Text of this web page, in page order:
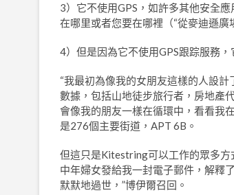
3）它不使用GPS，如許多其他安全
在哪里或者您要在哪裡（“從麥迪遜廣
4）但是因為它不使用GPS跟踪服務
“我最初為像我的女朋友這樣的人設
數據，包括山地徒步旅行者，房地產
會像我的朋友一樣在循環中，看看我
是276個主要街道，APT 6B。
但這只是Kitestring可以工作的眾多方
中年婦女發給我一封電子郵件，解釋
默默地過世，”博伊爾召回。